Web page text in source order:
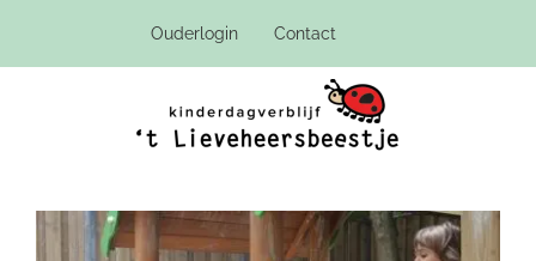
Ouderlogin Contact